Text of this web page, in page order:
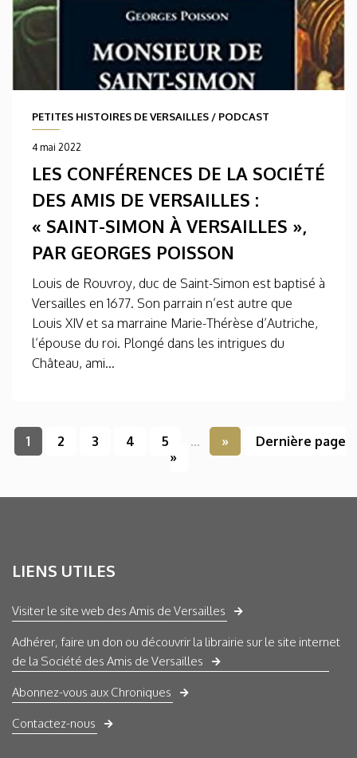
PETITES HISTOIRES DE VERSAILLES / PODCAST
4 mai 2022
LES CONFÉRENCES DE LA SOCIÉTÉ
DES AMIS DE VERSAILLES :
« SAINT-SIMON À VERSAILLES »,
PAR GEORGES POISSON
Louis de Rouvroy, duc de Saint-Simon est baptisé à
Versailles en 1677. Son parrain n’est autre que
Louis XIV et sa marraine Marie-Thérèse d’Autriche,
l’épouse du roi. Plongé dans les intrigues du
Château, ami...
1 2 3 4 5 ... »
Dernière page
»
LIENS UTILES
Visiter le site web des Amis de Versailles
Adhérer, faire un don ou découvrir la librairie sur le site internet
de la Société des Amis de Versailles
Abonnez-vous aux Chroniques
Contactez-nous